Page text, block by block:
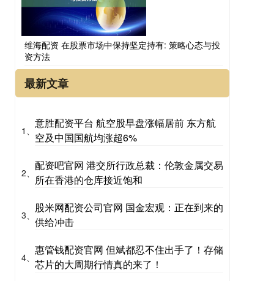
维海配资 在股票市场中保持坚定持有: 策略心态与投
资方法
最新文章
1、
意胜配资平台 航空股早盘涨幅居前 东方航
空及中国国航均涨超6%
2、
配资吧官网 港交所行政总裁：伦敦金属交易
所在香港的仓库接近饱和
3、
股米网配资公司官网 国金宏观：正在到来的
供给冲击
4、
惠管钱配资官网 但斌都忍不住出手了！存储
芯片的大周期行情真的来了！